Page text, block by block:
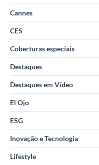
Cannes
CES
Coberturas especiais
Destaques
Destaques em Vídeo
El Ojo
ESG
Inovação e Tecnologia
Lifestyle